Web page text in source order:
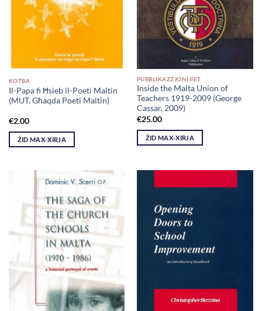
KOTBA
Il-Papa fi Ħsieb il-Poeti Maltin
(MUT, Għaqda Poeti Maltin)
€2.00
ŻID MAX-XIRJA
PUBBLIKAZZJONIJIET
Inside the Malta Union of
Teachers 1919-2009 (George
Cassar, 2009)
€25.00
ŻID MAX-XIRJA